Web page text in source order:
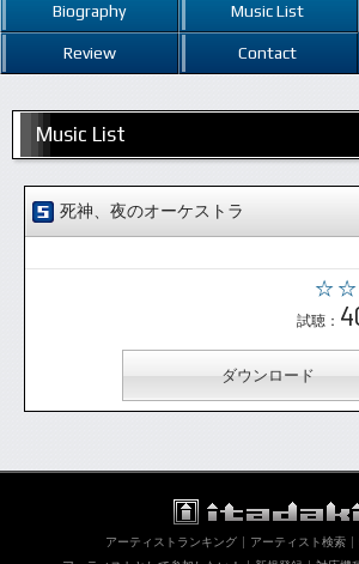
Biography Music List
Review Contact
Music List
死神、夜のオーケストラ
試聴：
ダウンロード
アーティストランキング アーティスト検索